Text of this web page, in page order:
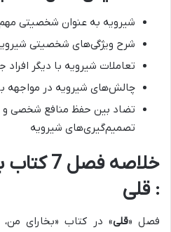
شیرویه به عنوان شخصیتی مهم
شرح ویژگی‌های شخصیتی
تعاملات شیرویه با دیگر افراد
چالش‌های شیرویه در مواجهه
تضاد بین حفظ منافع شخصی و
تصمیم‌گیری‌های شیرویه
خلاصه
: قلی
فصل «قلی» در کتاب «بخارای